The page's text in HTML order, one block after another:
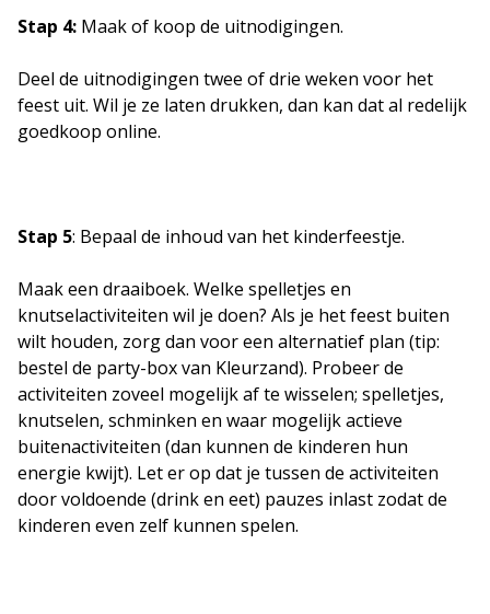
Stap 4: Maak of koop de uitnodigingen.
Deel de uitnodigingen twee of drie weken voor het
feest uit. Wil je ze laten drukken, dan kan dat al redelijk
goedkoop online.
Stap 5: Bepaal de inhoud van het kinderfeestje.
Maak een draaiboek. Welke spelletjes en
knutselactiviteiten wil je doen? Als je het feest buiten
wilt houden, zorg dan voor een alternatief plan (tip:
bestel de party-box van Kleurzand). Probeer de
activiteiten zoveel mogelijk af te wisselen; spelletjes,
knutselen, schminken en waar mogelijk actieve
buitenactiviteiten (dan kunnen de kinderen hun
energie kwijt). Let er op dat je tussen de activiteiten
door voldoende (drink en eet) pauzes inlast zodat de
kinderen even zelf kunnen spelen.